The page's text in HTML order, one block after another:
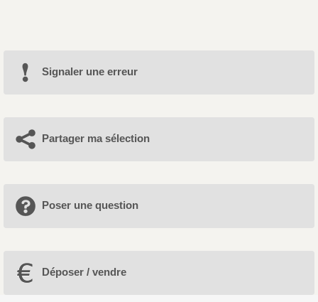
Signaler une erreur
Partager ma sélection
Poser une question
Déposer / vendre